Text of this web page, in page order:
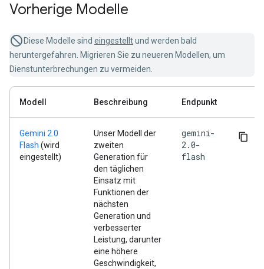
Vorherige Modelle
Diese Modelle sind eingestelltund werden bald
heruntergefahren. Migrieren Sie zu neueren Modellen, um
Dienstunterbrechungen zu vermeiden.
Modell Beschreibung Endpunkt
Gemini 2.0
Flash (wird
eingestellt)
Unser Modell der
zweiten
Generation für
den täglichen
Einsatz mit
Funktionen der
nächsten
Generation und
verbesserter
Leistung, darunter
eine höhere
Geschwindigkeit,
gemini-
2.0-
flash